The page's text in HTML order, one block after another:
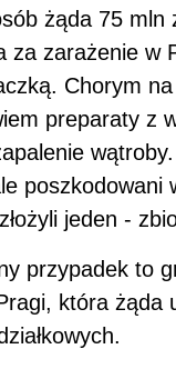
żąda 75 mln
za zarażenie w
Chorym
preparaty z
poszkodowani
jeden -
przypadek to
która żąda